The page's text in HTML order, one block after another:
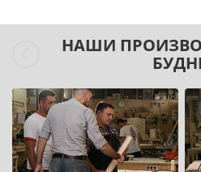
НАШИ